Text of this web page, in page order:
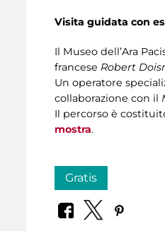
Visita guidata con
Il Museo dell’Ara
francese Robert
Un operatore
collaborazione con il
Il percorso è
mostra.
Gratis